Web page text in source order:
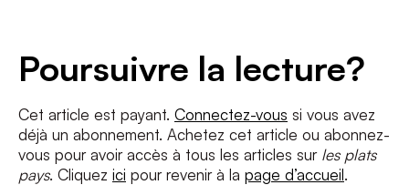
Poursuivre la lecture?
Cet article est payant. Connectez-vous si vous avez
déjà un abonnement. Achetez cet article ou abonnez-
vous pour avoir accès à tous les articles sur les plats
pays. Cliquez ici pour revenir à la page d’accueil.
J'accepte les termes et conditions etla politique de confidentialité
S'INSCRIRE